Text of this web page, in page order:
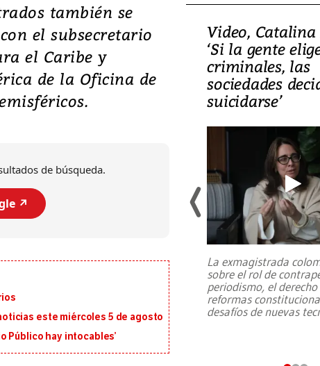
también se
el subsecretario
el Caribe y
de la Oficina de
de búsqueda.
↗️
este miércoles 5 de agosto
Público hay intocables’
Japón: Terremoto
heridos y graves
en Kumamoto
de Japón, provocando una
Video, Catalina
‘Si la gente
criminales, las
sociedades
suicidarse’
La exmagistrada
sobre el rol de
periodismo, el
reformas
desafíos de nuevas